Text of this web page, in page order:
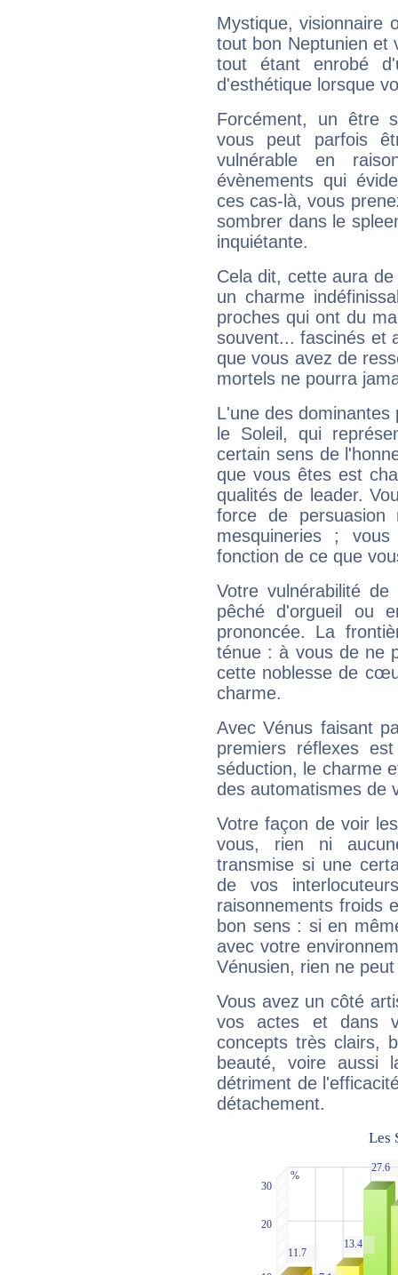
Mystique, visionnaire
tout bon Neptunien et
tout étant enrobé
d'esthétique lorsque
Forcément, un être
vous peut parfois
vulnérable en
évènements qui
ces cas-là, vous
sombrer dans le
inquiétante.
Cela dit, cette aura
un charme
proches qui ont du
souvent... fascinés et
que vous avez de
mortels ne pourra
L'une des
le Soleil, qui
certain sens de
que vous êtes est
qualités de leader.
force de
mesquineries ;
fonction de ce que
Votre vulnérabilité
pêché d'orgueil ou
prononcée. La
ténue : à vous de ne
cette noblesse de
charme.
Avec Vénus faisant
premiers réflexes
séduction, le charme
des automatismes de
Votre façon de voir
vous, rien ni
transmise si une
de vos
raisonnements froids
bon sens : si en
avec votre
Vénusien, rien ne
Vous avez un côté
vos actes et dans
concepts très clairs,
beauté, voire aussi
détriment de
détachement.